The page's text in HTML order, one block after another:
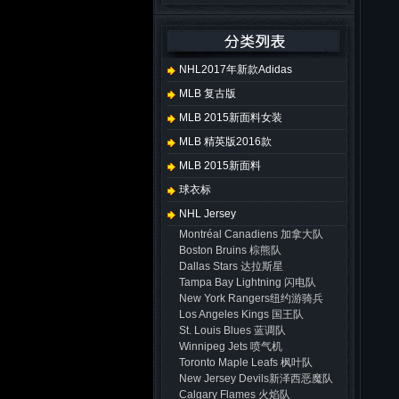
NHL2017年新款adidas
MLB 复古版
MLB 2015新面料女装
MLB 精英版2016款
MLB 2015新面料
球衣标
NHL Jersey
Montréal Canadiens 加拿大队
Boston Bruins 棕熊队
Dallas Stars 达拉斯星
Tampa Bay Lightning 闪电队
New York Rangers纽约游骑兵
Los Angeles Kings 国王队
St. Louis Blues 蓝调队
Winnipeg Jets 喷气机
Toronto Maple Leafs 枫叶队
New Jersey Devils新泽西恶魔队
Calgary Flames 火焰队